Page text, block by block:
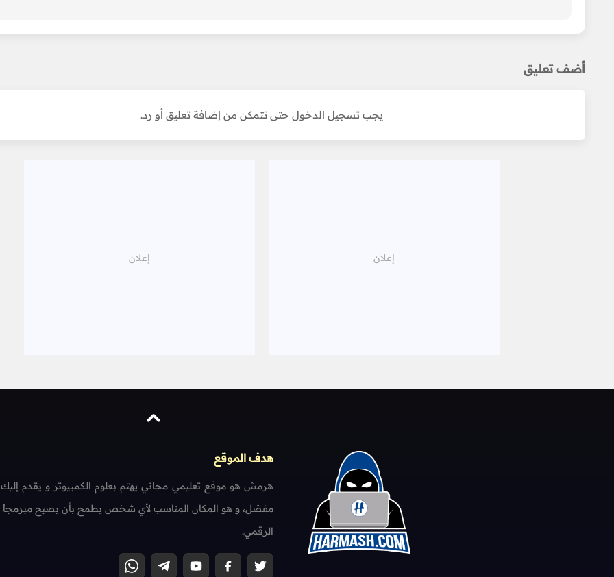
أضف تعليق
يجب تسجيل الدخول حتى تتمكن من إضافة تعليق أو رد.
هدف الموقع
هرمش هو موقع تعليمي مجاني يهتم بعلوم الكمبيوتر و يقدم
مفصّل، و هو المكان المناسب لأي شخص يطمح بأن يصبح مبرمجاً
الرقمي.